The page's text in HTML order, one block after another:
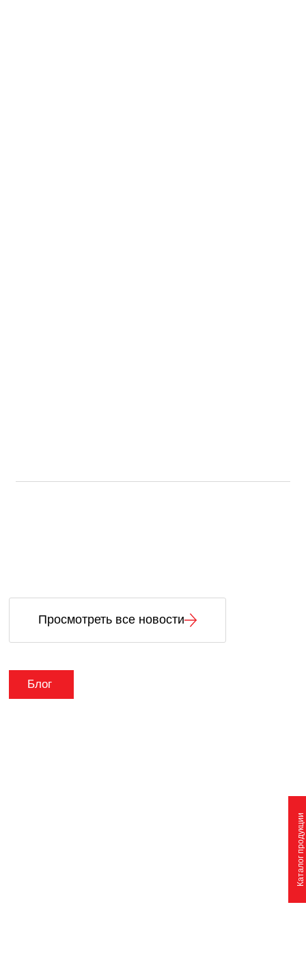
Просмотреть все новости
Блог
Каталог продукции